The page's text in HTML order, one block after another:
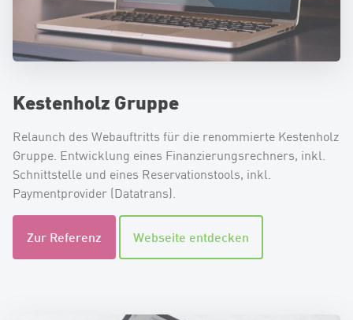
Kestenholz Gruppe
Relaunch des Webauftritts für die renommierte Kestenholz
Gruppe. Entwicklung eines Finanzierungsrechners, inkl.
Schnittstelle und eines Reservationstools, inkl.
Paymentprovider (Datatrans).
Zur Referenz Webseite entdecken